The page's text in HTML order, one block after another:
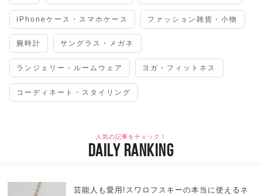
iPhoneケース・スマホケース ファッション雑貨・小物
腕時計 サングラス・メガネ
ランジェリー・ルームウェア ヨガ・フィットネス
コーディネート・スタイリング
人気の記事をチェック！
DAILY RANKING
芸能人も愛用!スワロフスキーの本当に使えるネ